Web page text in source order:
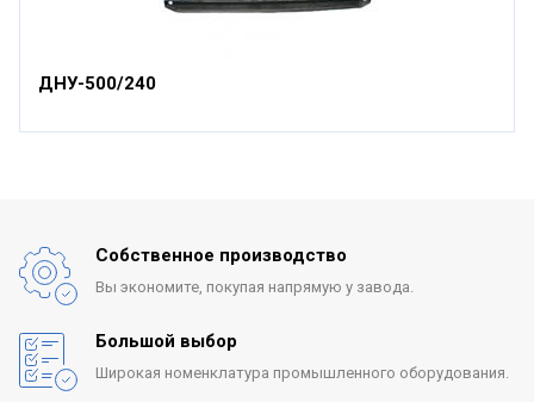
ДНУ-500/240
Собственное производство
Вы экономите, покупая напрямую у завода.
Большой выбор
Широкая номенклатура промышленного оборудования.